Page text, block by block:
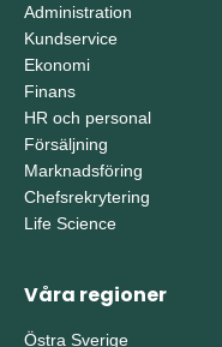
Administration
Kundservice
Ekonomi
Finans
HR och personal
Försäljning
Marknadsföring
Chefsrekrytering
Life Science
Våra regioner
Östra Sverige